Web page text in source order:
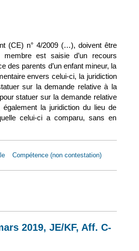
(CE) n° 4/2009 (…), doivent être
membre est saisie d’un recours
des parents d’un enfant mineur, la
envers celui-ci, la juridiction
sur la demande relative à la
statuer sur la demande relative
également la juridiction du lieu de
celui-ci a comparu, sans en
Compétence (non contestation)
2019, JE/KF, Aff. C-